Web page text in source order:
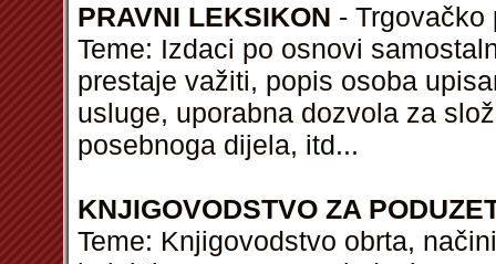
PRAVNI LEKSIKON - Trgovačko
Teme: Izdaci po osnovi
prestaje važiti, popis osoba
usluge, uporabna dozvola za
posebnoga dijela, itd...
KNJIGOVODSTVO ZA
Teme: Knjigovodstvo obrta,